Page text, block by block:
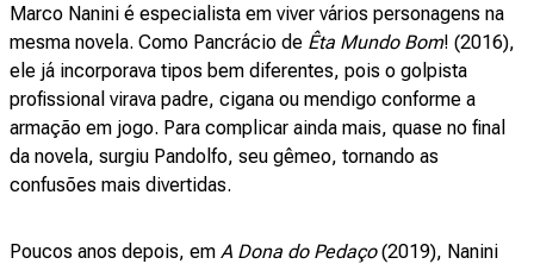
Marco Nanini é especialista em viver vários personagens na
mesma novela. Como Pancrácio de Êta Mundo Bom! (2016),
ele já incorporava tipos bem diferentes, pois o golpista
profissional virava padre, cigana ou mendigo conforme a
armação em jogo. Para complicar ainda mais, quase no final
da novela, surgiu Pandolfo, seu gêmeo, tornando as
confusões mais divertidas.
Poucos anos depois, em A Dona do Pedaço(2019), Nanini